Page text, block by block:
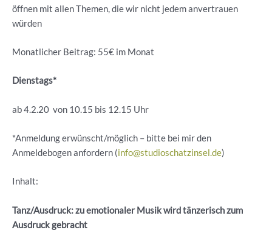
öffnen mit allen Themen, die wir nicht jedem anvertrauen
würden
Monatlicher Beitrag: 55€ im Monat
Dienstags*
ab 4.2.20 von 10.15 bis 12.15 Uhr
*Anmeldung erwünscht/möglich – bitte bei mir den
Anmeldebogen anfordern (info@studioschatzinsel.de)
Inhalt:
Tanz/Ausdruck: zu emotionaler Musik wird tänzerisch zum
Ausdruck gebracht